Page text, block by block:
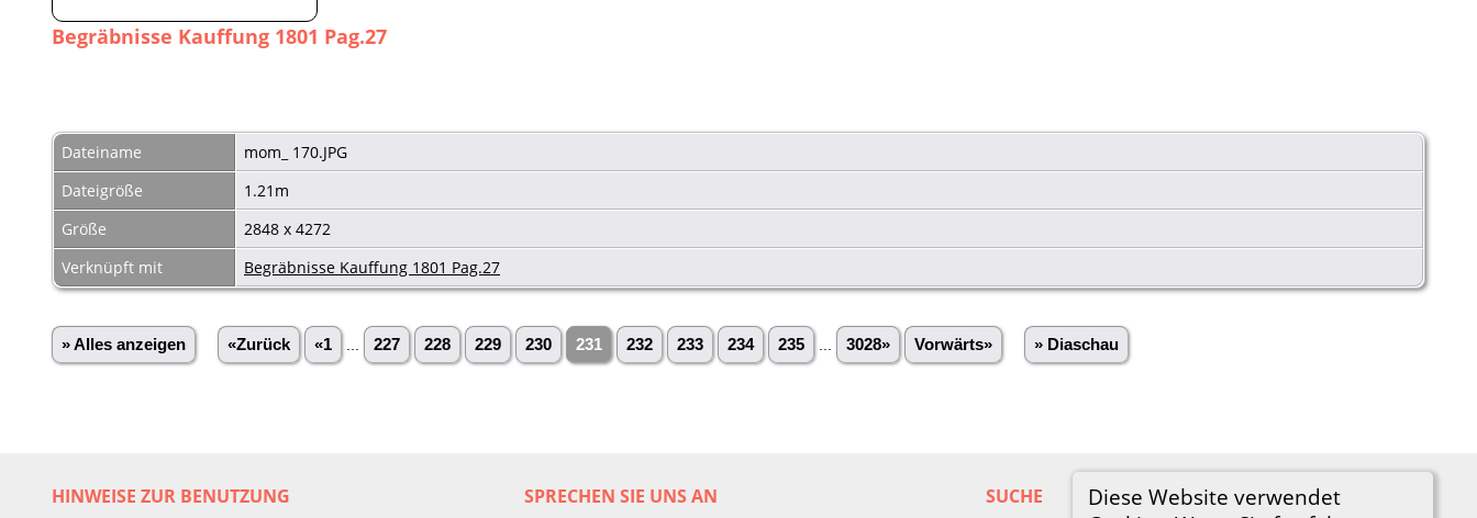
Diese Website verwendet
Begräbnisse Kauffung 1801 Pag.27
Dateiname
mom_ 170.JPG
Dateigröße
1.21m
Größe
2848 x 4272
Verknüpft mit
Begräbnisse Kauffung 1801 Pag.27
» Alles anzeigen «Zurück «1 227 228 229 230 231 232 233 234 235 3028» Vorwärts» » Diaschau
HINWEISE ZUR BENUTZUNG SPRECHEN SIE UNS AN SUCHE